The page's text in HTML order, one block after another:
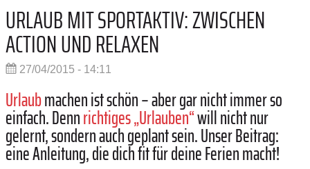
URLAUB MIT SPORTAKTIV: ZWISCHEN
ACTION UND RELAXEN
27/04/2015 - 14:11
Urlaubmachen ist schön – aber gar nicht immer so
einfach. Dennrichtiges „Urlauben“will nicht nur
gelernt, sondern auch geplant sein. Unser Beitrag:
eine Anleitung, die dich fit für deine Ferien macht!